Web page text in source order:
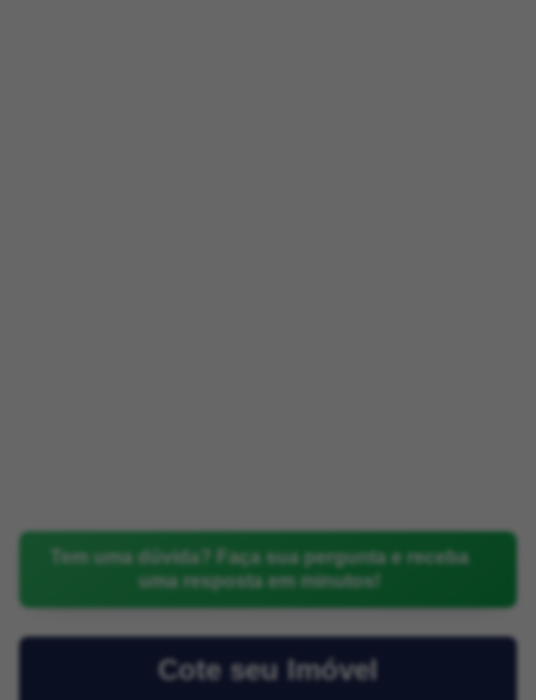
Tem uma dúvida? Faça sua pergunta e receba
uma resposta em minutos!
Cote seu Imóvel